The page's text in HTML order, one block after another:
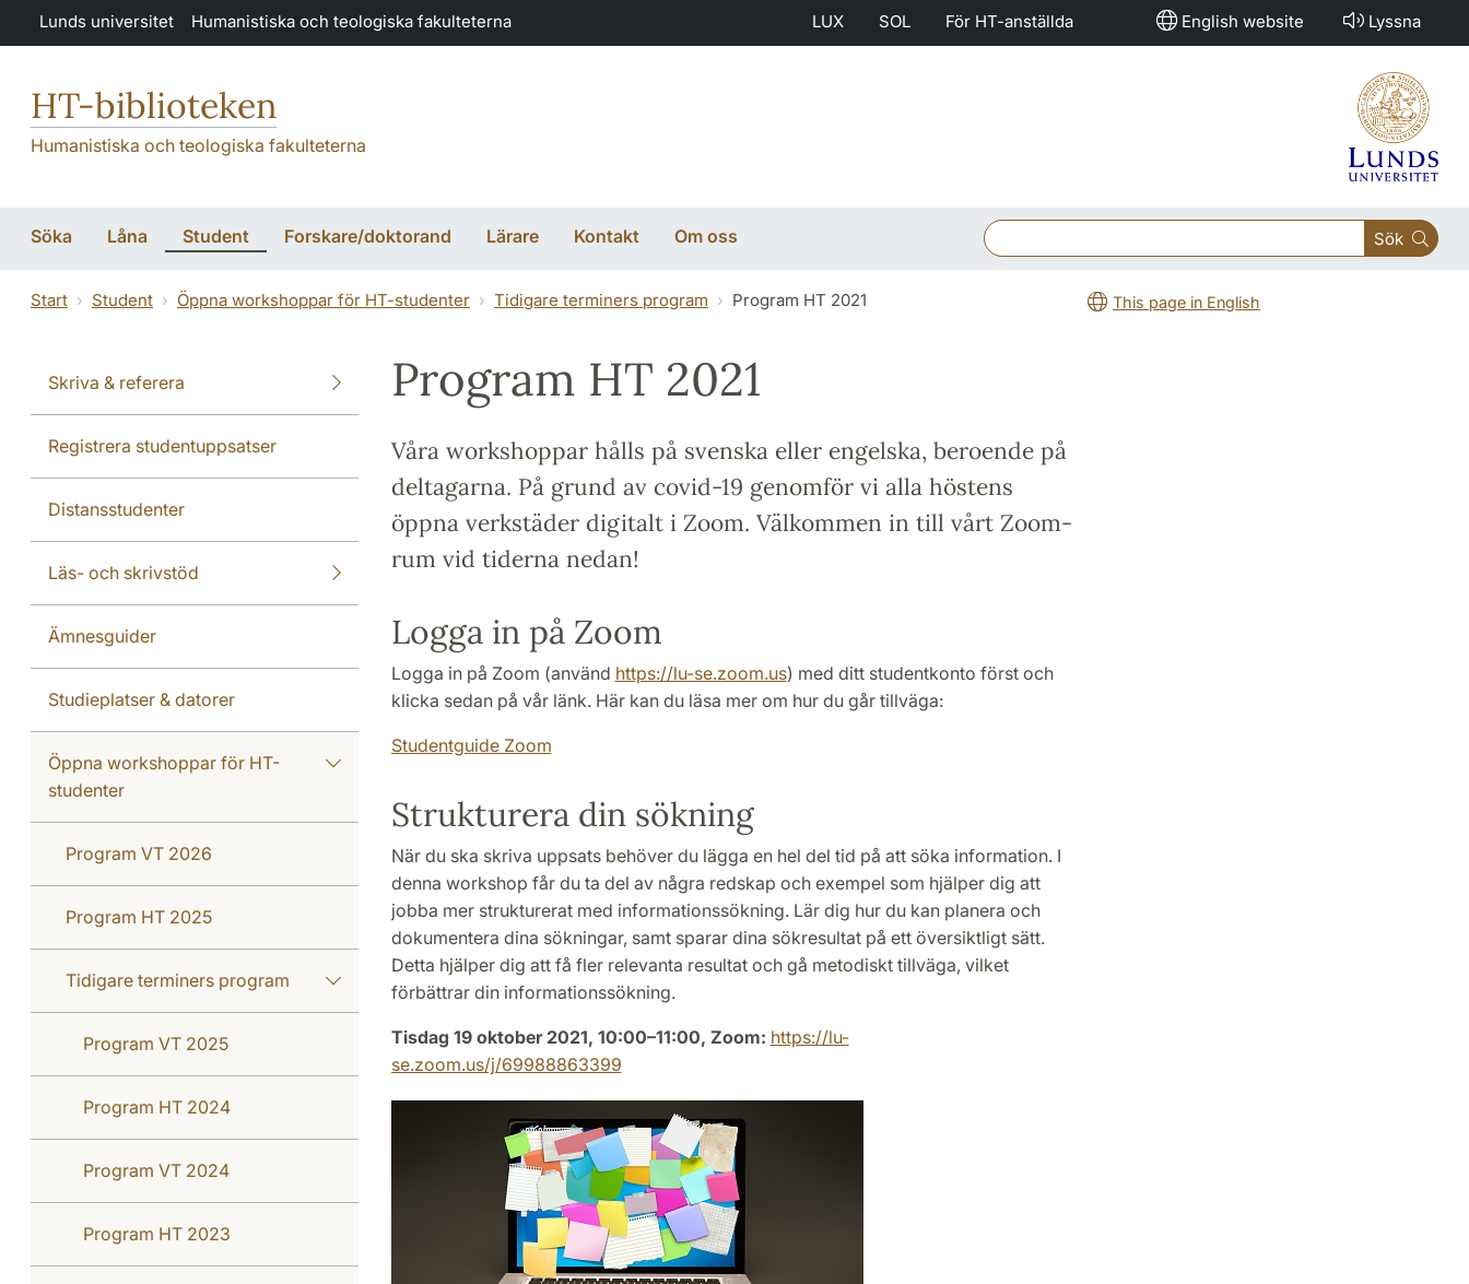
Hoppa till huvudinnehåll
Lunds universitet Humanistiska och teologiska fakulteterna LUX SOL För HT-anställda English website Lyssna
HT-biblioteken
Humanistiska och teologiska fakulteterna
Söka Låna Student Forskare/doktorand Lärare Kontakt Om oss Sök
Start Student Öppna workshoppar för HT-studenter Tidigare terminers program Program HT 2021 This page in English
Skriva & referera
Registrera studentuppsatser
Distansstudenter
Läs- och skrivstöd
Ämnesguider
Studieplatser & datorer
Öppna workshoppar för HT-
studenter
Program VT 2026
Program HT 2025
Tidigare terminers program
Program VT 2025
Program HT 2024
Program VT 2024
Program HT 2023
Program HT 2021
Våra workshoppar hålls på svenska eller engelska, beroende på
deltagarna. På grund av covid-19 genomför vi alla höstens
öppna verkstäder digitalt i Zoom. Välkommen in till vårt Zoom-
rum vid tiderna nedan!
Logga in på Zoom
Logga in på Zoom (använd https://lu-se.zoom.us) med ditt studentkonto först och
klicka sedan på vår länk. Här kan du läsa mer om hur du går tillväga:
Studentguide Zoom
Strukturera din sökning
När du ska skriva uppsats behöver du lägga en hel del tid på att söka information. I
denna workshop får du ta del av några redskap och exempel som hjälper dig att
jobba mer strukturerat med informationssökning. Lär dig hur du kan planera och
dokumentera dina sökningar, samt sparar dina sökresultat på ett översiktligt sätt.
Detta hjälper dig att få fler relevanta resultat och gå metodiskt tillväga, vilket
förbättrar din informationssökning.
Tisdag 19 oktober 2021, 10:00–11:00, Zoom: https://lu-
se.zoom.us/j/69988863399